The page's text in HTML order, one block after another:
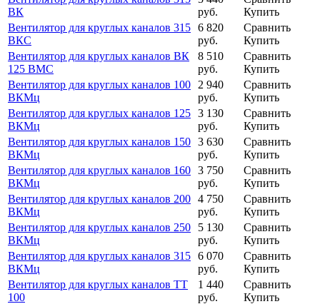
ВК
руб.
Купить
Вентилятор для круглых каналов 315
ВКС
6 820
руб.
Сравнить
Купить
Вентилятор для круглых каналов ВК
125 ВМС
8 510
руб.
Сравнить
Купить
Вентилятор для круглых каналов 100
ВКМц
2 940
руб.
Сравнить
Купить
Вентилятор для круглых каналов 125
ВКМц
3 130
руб.
Сравнить
Купить
Вентилятор для круглых каналов 150
ВКМц
3 630
руб.
Сравнить
Купить
Вентилятор для круглых каналов 160
ВКМц
3 750
руб.
Сравнить
Купить
Вентилятор для круглых каналов 200
ВКМц
4 750
руб.
Сравнить
Купить
Вентилятор для круглых каналов 250
ВКМц
5 130
руб.
Сравнить
Купить
Вентилятор для круглых каналов 315
ВКМц
6 070
руб.
Сравнить
Купить
Вентилятор для круглых каналов ТТ
100
1 440
руб.
Сравнить
Купить